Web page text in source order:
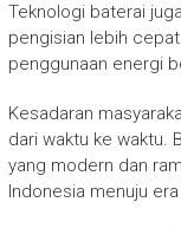
Teknologi baterai
pengisian lebih
penggunaan energi
Kesadaran
dari waktu ke waktu.
yang modern dan
Indonesia menuju